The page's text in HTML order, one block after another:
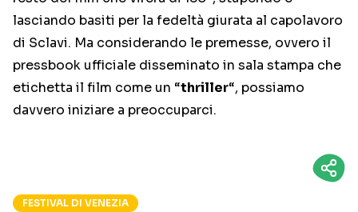
lasciando basiti per la fedeltà giurata al capolavoro
di Sclavi. Ma considerando le premesse, ovvero il
pressbook ufficiale disseminato in sala stampa che
etichetta il film come un “thriller“, possiamo
davvero iniziare a preoccuparci.
FESTIVAL DI VENEZIA